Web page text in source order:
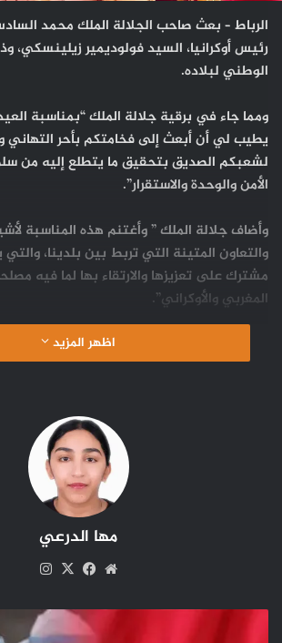
الرباط – بعث صاحب الجلالة الملك محمد
رئيس أوكرانيا، السيد فولوديمير زيلينسكي،
الوطني لبلاده.
ومما جاء في برقية جلالة الملك “بمناسبة
يطيب لي أن أبعث إلى فخامتكم بأحر التهاني
لشعبكم الصديق بتحقيق ما يتطلع إليه من
الأمن والوحدة والاستقرار”.
وأضاف جلالة الملك ” وأغتنم هذه المناسبة
والتعاون المتينة التي تربط بين بلدينا،
مشترك على تعزيزها والارتقاء بها لما فيه
المغربي والأوكراني”.
اظهر المزيد
مها الدرعي
موقعفيسبوك
‫X
كوفيد